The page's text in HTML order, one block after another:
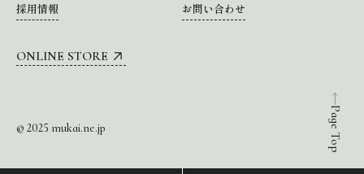
Page Top
採用情報
お問い合わせ
ONLINE STORE
© 2025 mukai.ne.jp